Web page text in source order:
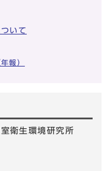
いて
報）
衛生環境研究所